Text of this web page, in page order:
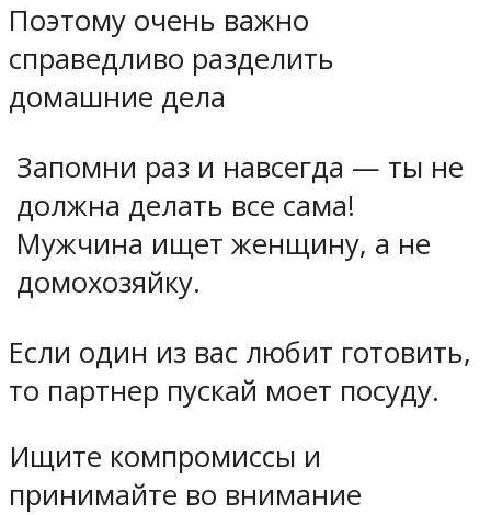
Поэтому очень важно
справедливо разделить
домашние дела
Запомни раз и навсегда — ты не
должна делать все сама!
Мужчина ищет женщину, а не
домохозяйку.
Если один из вас любит готовить,
то партнер пускай моет посуду.
Ищите компромиссы и
принимайте во внимание